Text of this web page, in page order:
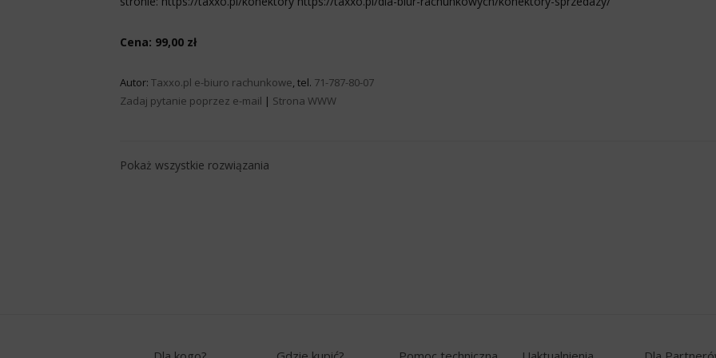
Cena: 99,00 zł
Autor: Taxxo.pl e-biuro rachunkowe, tel. 71-787-80-07
Zadaj pytanie poprzez e-mail | Strona WWW
Pokaż wszystkie rozwiązania